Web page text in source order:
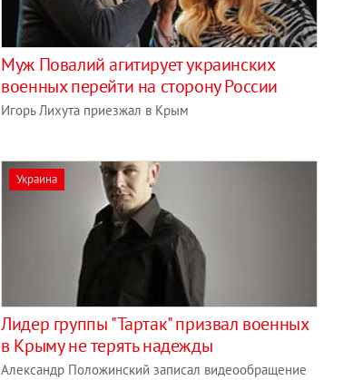
Муж Повалий агитирует украинских
военных перейти на сторону России
Игорь Лихута приезжал в Крым
Украина
Лидер группы "Тартак" призвал военных
в Крыму не терять надежды
Александр Положинский записал видеообращение